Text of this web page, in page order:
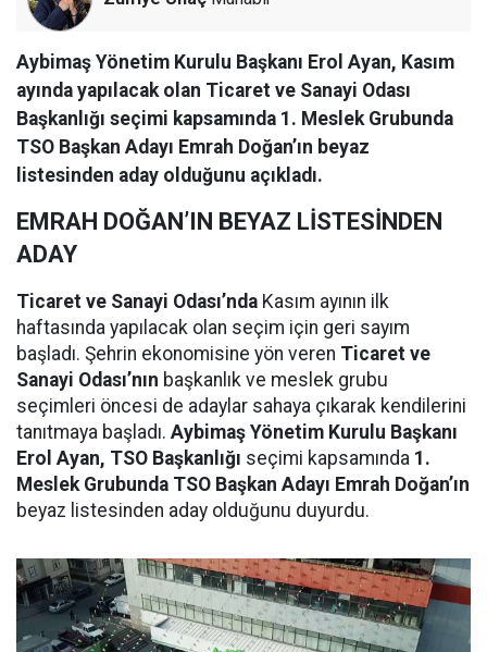
Aybimaş Yönetim Kurulu Başkanı Erol Ayan, Kasım
ayında yapılacak olan Ticaret ve Sanayi Odası
Başkanlığı seçimi kapsamında 1. Meslek Grubunda
TSO Başkan Adayı Emrah Doğan’ın beyaz
listesinden aday olduğunu açıkladı.
EMRAH DOĞAN’IN BEYAZ LİSTESİNDEN
ADAY
Ticaret ve Sanayi Odası’nda Kasım ayının ilk
haftasında yapılacak olan seçim için geri sayım
başladı. Şehrin ekonomisine yön veren Ticaret ve
Sanayi Odası’nın başkanlık ve meslek grubu
seçimleri öncesi de adaylar sahaya çıkarak kendilerini
tanıtmaya başladı. Aybimaş Yönetim Kurulu Başkanı
Erol Ayan, TSO Başkanlığı seçimi kapsamında 1.
Meslek Grubunda TSO Başkan Adayı Emrah Doğan’ın
beyaz listesinden aday olduğunu duyurdu.